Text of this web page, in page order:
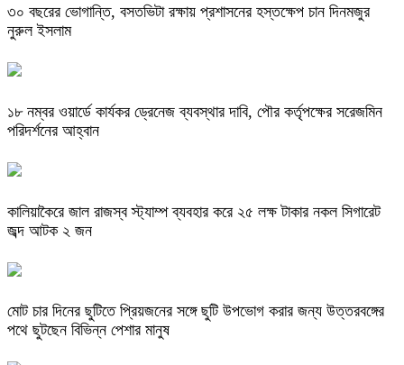
৩০ বছরের ভোগান্তি, বসতভিটা রক্ষায় প্রশাসনের হস্তক্ষেপ চান দিনমজুর
নুরুল ইসলাম
১৮ নম্বর ওয়ার্ডে কার্যকর ড্রেনেজ ব্যবস্থার দাবি, পৌর কর্তৃপক্ষের সরেজমিন
পরিদর্শনের আহ্বান
কালিয়াকৈরে জাল রাজস্ব স্ট্যাম্প ব্যবহার করে ২৫ লক্ষ টাকার নকল সিগারেট
জব্দ আটক ২ জন
মোট চার দিনের ছুটিতে প্রিয়জনের সঙ্গে ছুটি উপভোগ করার জন্য উত্তরবঙ্গের
পথে ছুটছেন বিভিন্ন পেশার মানুষ